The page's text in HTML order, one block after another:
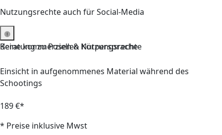
Nutzungsrechte auch für Social-Media
Keine kommerziellen Nutzungsrechte
Beratungzu Posen & Körpersprache
Einsicht in aufgenommenes Material während des
Schootings
189 €*
* Preise inklusive Mwst